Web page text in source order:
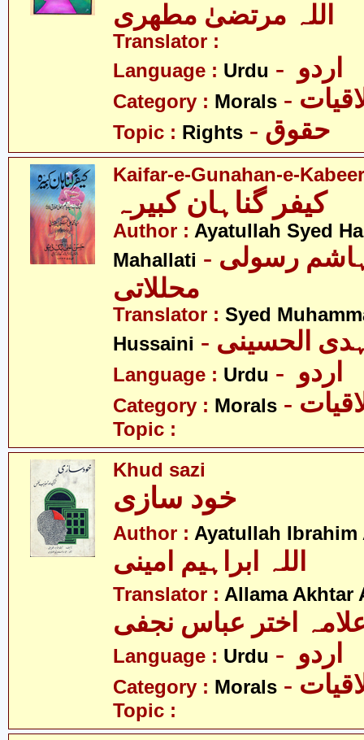
اللہ مرتضیٰ مطھری
Translator :
Language : Urdu
Category : Morals
Topic : Rights - حقوق
Kaifar-e-Gunahan-e-
کیفر گناہان کبیرہ
Author : Ayatullah Syed
Mahallati - آیت اللہ سیّد ہاشم رسولی
محللاتی
Translator : Syed
Hussaini
الحسینی
Language : Urdu
Category : Morals
Topic :
Khud sazi
خود سازی
Author : Ayatullah Ibrahim
اللہ ابراہیم امینی
Translator : Allama Akhtar
اختر عباس نجفی
Language : Urdu
Category : Morals
Topic :